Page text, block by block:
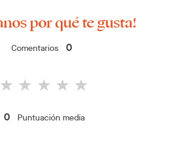
por qué te gusta!
Comentarios 0
0 Puntuación media